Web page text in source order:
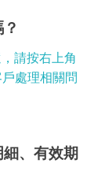
？
請按右上角
處理相關問
、有效期